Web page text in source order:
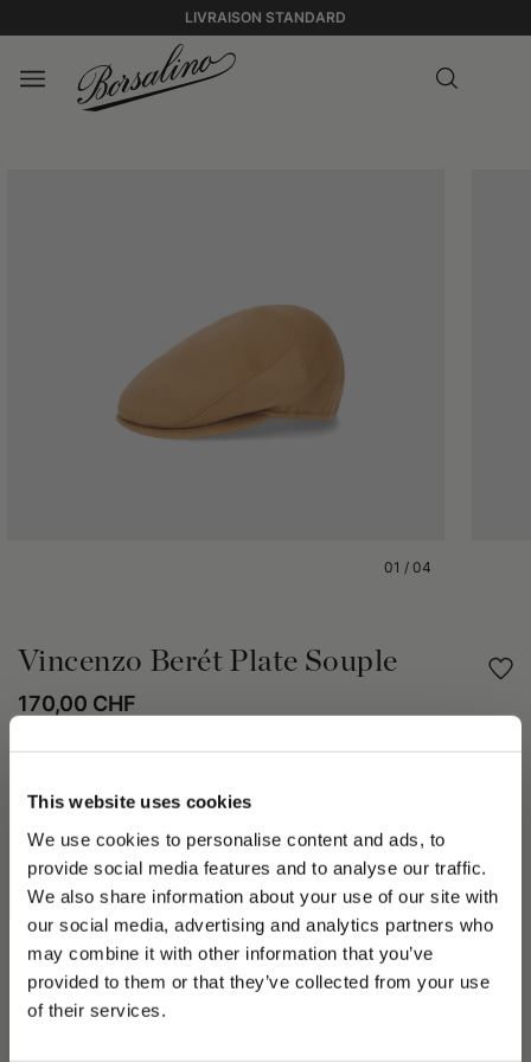
This website uses cookies
We use cookies to personalise content and ads, to
provide social media features and to analyse our traffic.
We also share information about your use of our site with
our social media, advertising and analytics partners who
may combine it with other information that you’ve
provided to them or that they’ve collected from your use
of their services.
LIVRAISON STANDARD
PLEASE CHOOSE YOUR COUNTRY
We detected that you are browsing from United States, do
01 / 04
Vincenzo Berét Plate Souple
170,00 CHF
DÉTAILS DU PRODUIT
Le Béret Plat Vincenzo est confectionné en laine unie et
présente une silhouette épurée. Entièrement doublé pour un
confort optimal, il est doté de quatre coutures en demi-lune au
dos et d'une visière cousue qui souligne son style intemporel.
Une étiquette drapeau Borsalino apporte une signature
discrète et élégante.